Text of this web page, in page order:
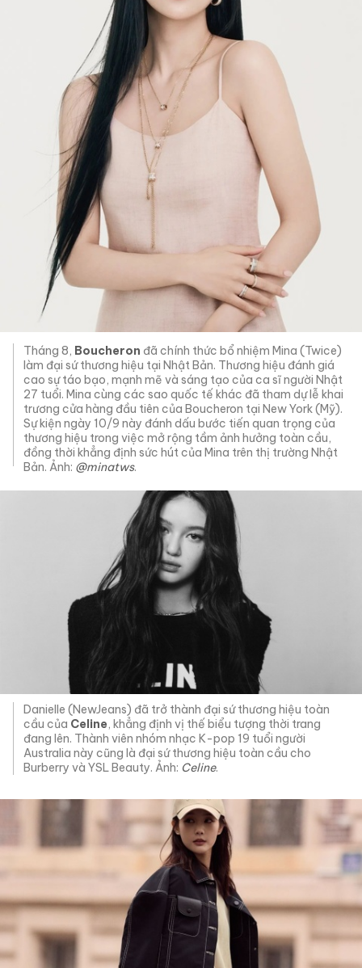
Tháng 8, Boucheron đã chính thức bổ nhiệm Mina (Twice)
làm đại sứ thương hiệu tại Nhật Bản. Thương hiệu đánh giá
cao sự táo bạo, mạnh mẽ và sáng tạo của ca sĩ người Nhật
27 tuổi. Mina cùng các sao quốc tế khác đã tham dự lễ khai
trương cửa hàng đầu tiên của Boucheron tại New York (Mỹ).
Sự kiện ngày 10/9 này đánh dấu bước tiến quan trọng của
thương hiệu trong việc mở rộng tầm ảnh hưởng toàn cầu,
đồng thời khẳng định sức hút của Mina trên thị trường Nhật
Bản. Ảnh: @minatws.
Danielle (NewJeans) đã trở thành đại sứ thương hiệu toàn
cầu của Celine, khẳng định vị thế biểu tượng thời trang
đang lên. Thành viên nhóm nhạc K-pop 19 tuổi người
Australia này cũng là đại sứ thương hiệu toàn cầu cho
Burberry và YSL Beauty. Ảnh: Celine.